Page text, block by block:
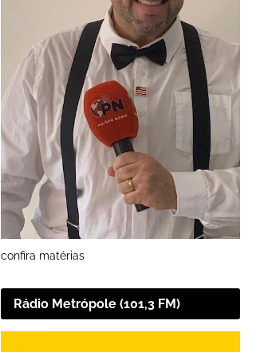
confira matérias
Rádio Metrópole (101,3 FM)